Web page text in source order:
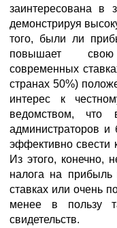
заинтересована в
демонстрируя
того, были ли
повышает свою
современных
странах 50%)
интерес к
ведомством, что
администраторов и
эффективно свести
Из этого, конечно,
налога на прибыль
ставках или очень
менее в пользу
свидетельств.